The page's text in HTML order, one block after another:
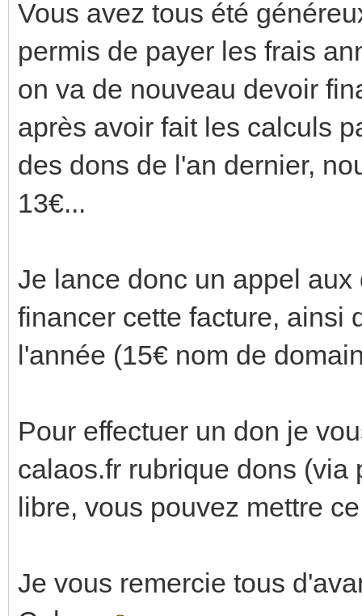
Vous avez tous été
permis de payer les frais
on va de nouveau devoir
après avoir fait les calculs
des dons de l'an dernier,
13€...
Je lance donc un appel
financer cette facture, ainsi
l'année (15€ nom de
Pour effectuer un don je
calaos.fr rubrique dons (via
libre, vous pouvez mettre
Je vous remercie tous